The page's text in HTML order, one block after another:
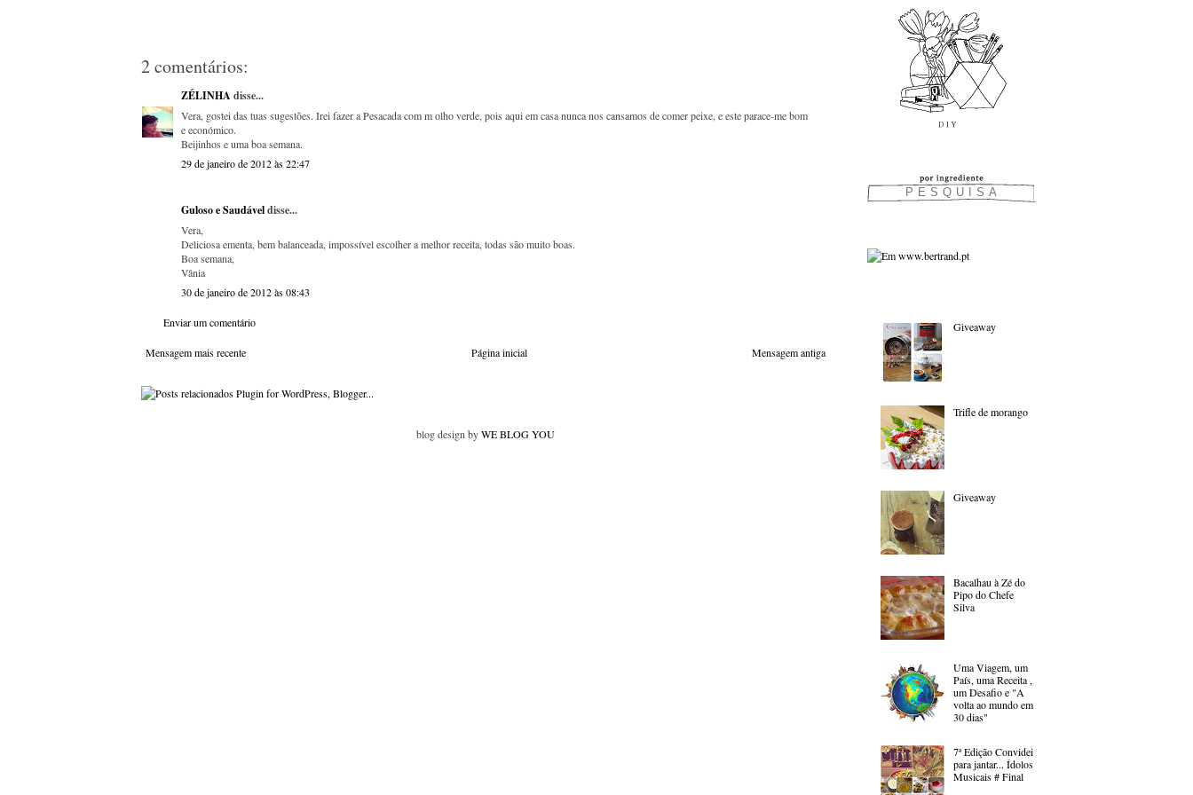
2 comentários:
ZÉLINHA disse...
Vera, gostei das tuas sugestões. Irei fazer a Pesacada com m olho verde, pois aqui em casa nunca nos cansamos de comer peixe, e este parace-me bom
e económico.
Beijinhos e uma boa semana.
29 de janeiro de 2012 às 22:47
Guloso e Saudáveldisse...
Vera,
Deliciosa ementa, bem balanceada, impossível escolher a melhor receita, todas são muito boas.
Boa semana,
Vânia
30 de janeiro de 2012 às 08:43
Enviar um comentário
Mensagem mais recente Mensagem antiga
Página inicial
blog design byWE BLOG YOU
Giveaway
Trifle de morango
Giveaway
Bacalhau à Zé do
Pipo do Chefe
Silva
Uma Viagem, um
País, uma Receita ,
um Desafio e "A
volta ao mundo em
30 dias"
7ª Edição Convidei
para jantar... Ídolos
Musicais # Final